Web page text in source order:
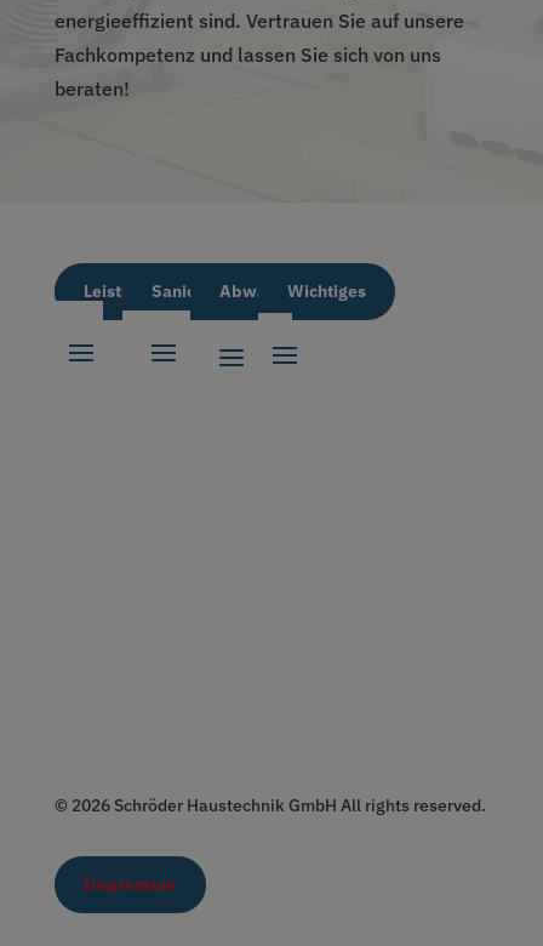
– wir planen, liefern und montieren moderne
Klimaanlagen für Privat- und Geschäftskunden im
gesamten Landkreis Saarlouis. Von der ersten
energieeffizient sind. Vertrauen Sie auf unsere
Fachkompetenz und lassen Sie sich von uns
beraten!
LeistungenSanierungAbwassertechnik
Wichtiges
© 2026 Schröder Haustechnik GmbH All rights reserved.
Impressum